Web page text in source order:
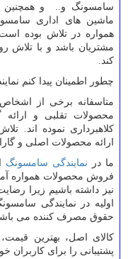
سامسونگ و.. و همچنین
ماشین های اداری
همواره در تلاش بوده
مشتریان باشد و با تلاش
کند.
چطور اطمینان پیدا کنم
متاسفانه برخی از
محصولات تقلبی و
کلاهبرداری نموده اند.
ارائه محصولات اصلی و
ما در نمایندگی سامسونگ
فروش محصولات همواره
نیز داشته باشیم زیرا
اولیه در نمایندگی
حقوق مصرف کننده می باشد
کالای اصل، بهترین
پشتیبانی را برای کاربران